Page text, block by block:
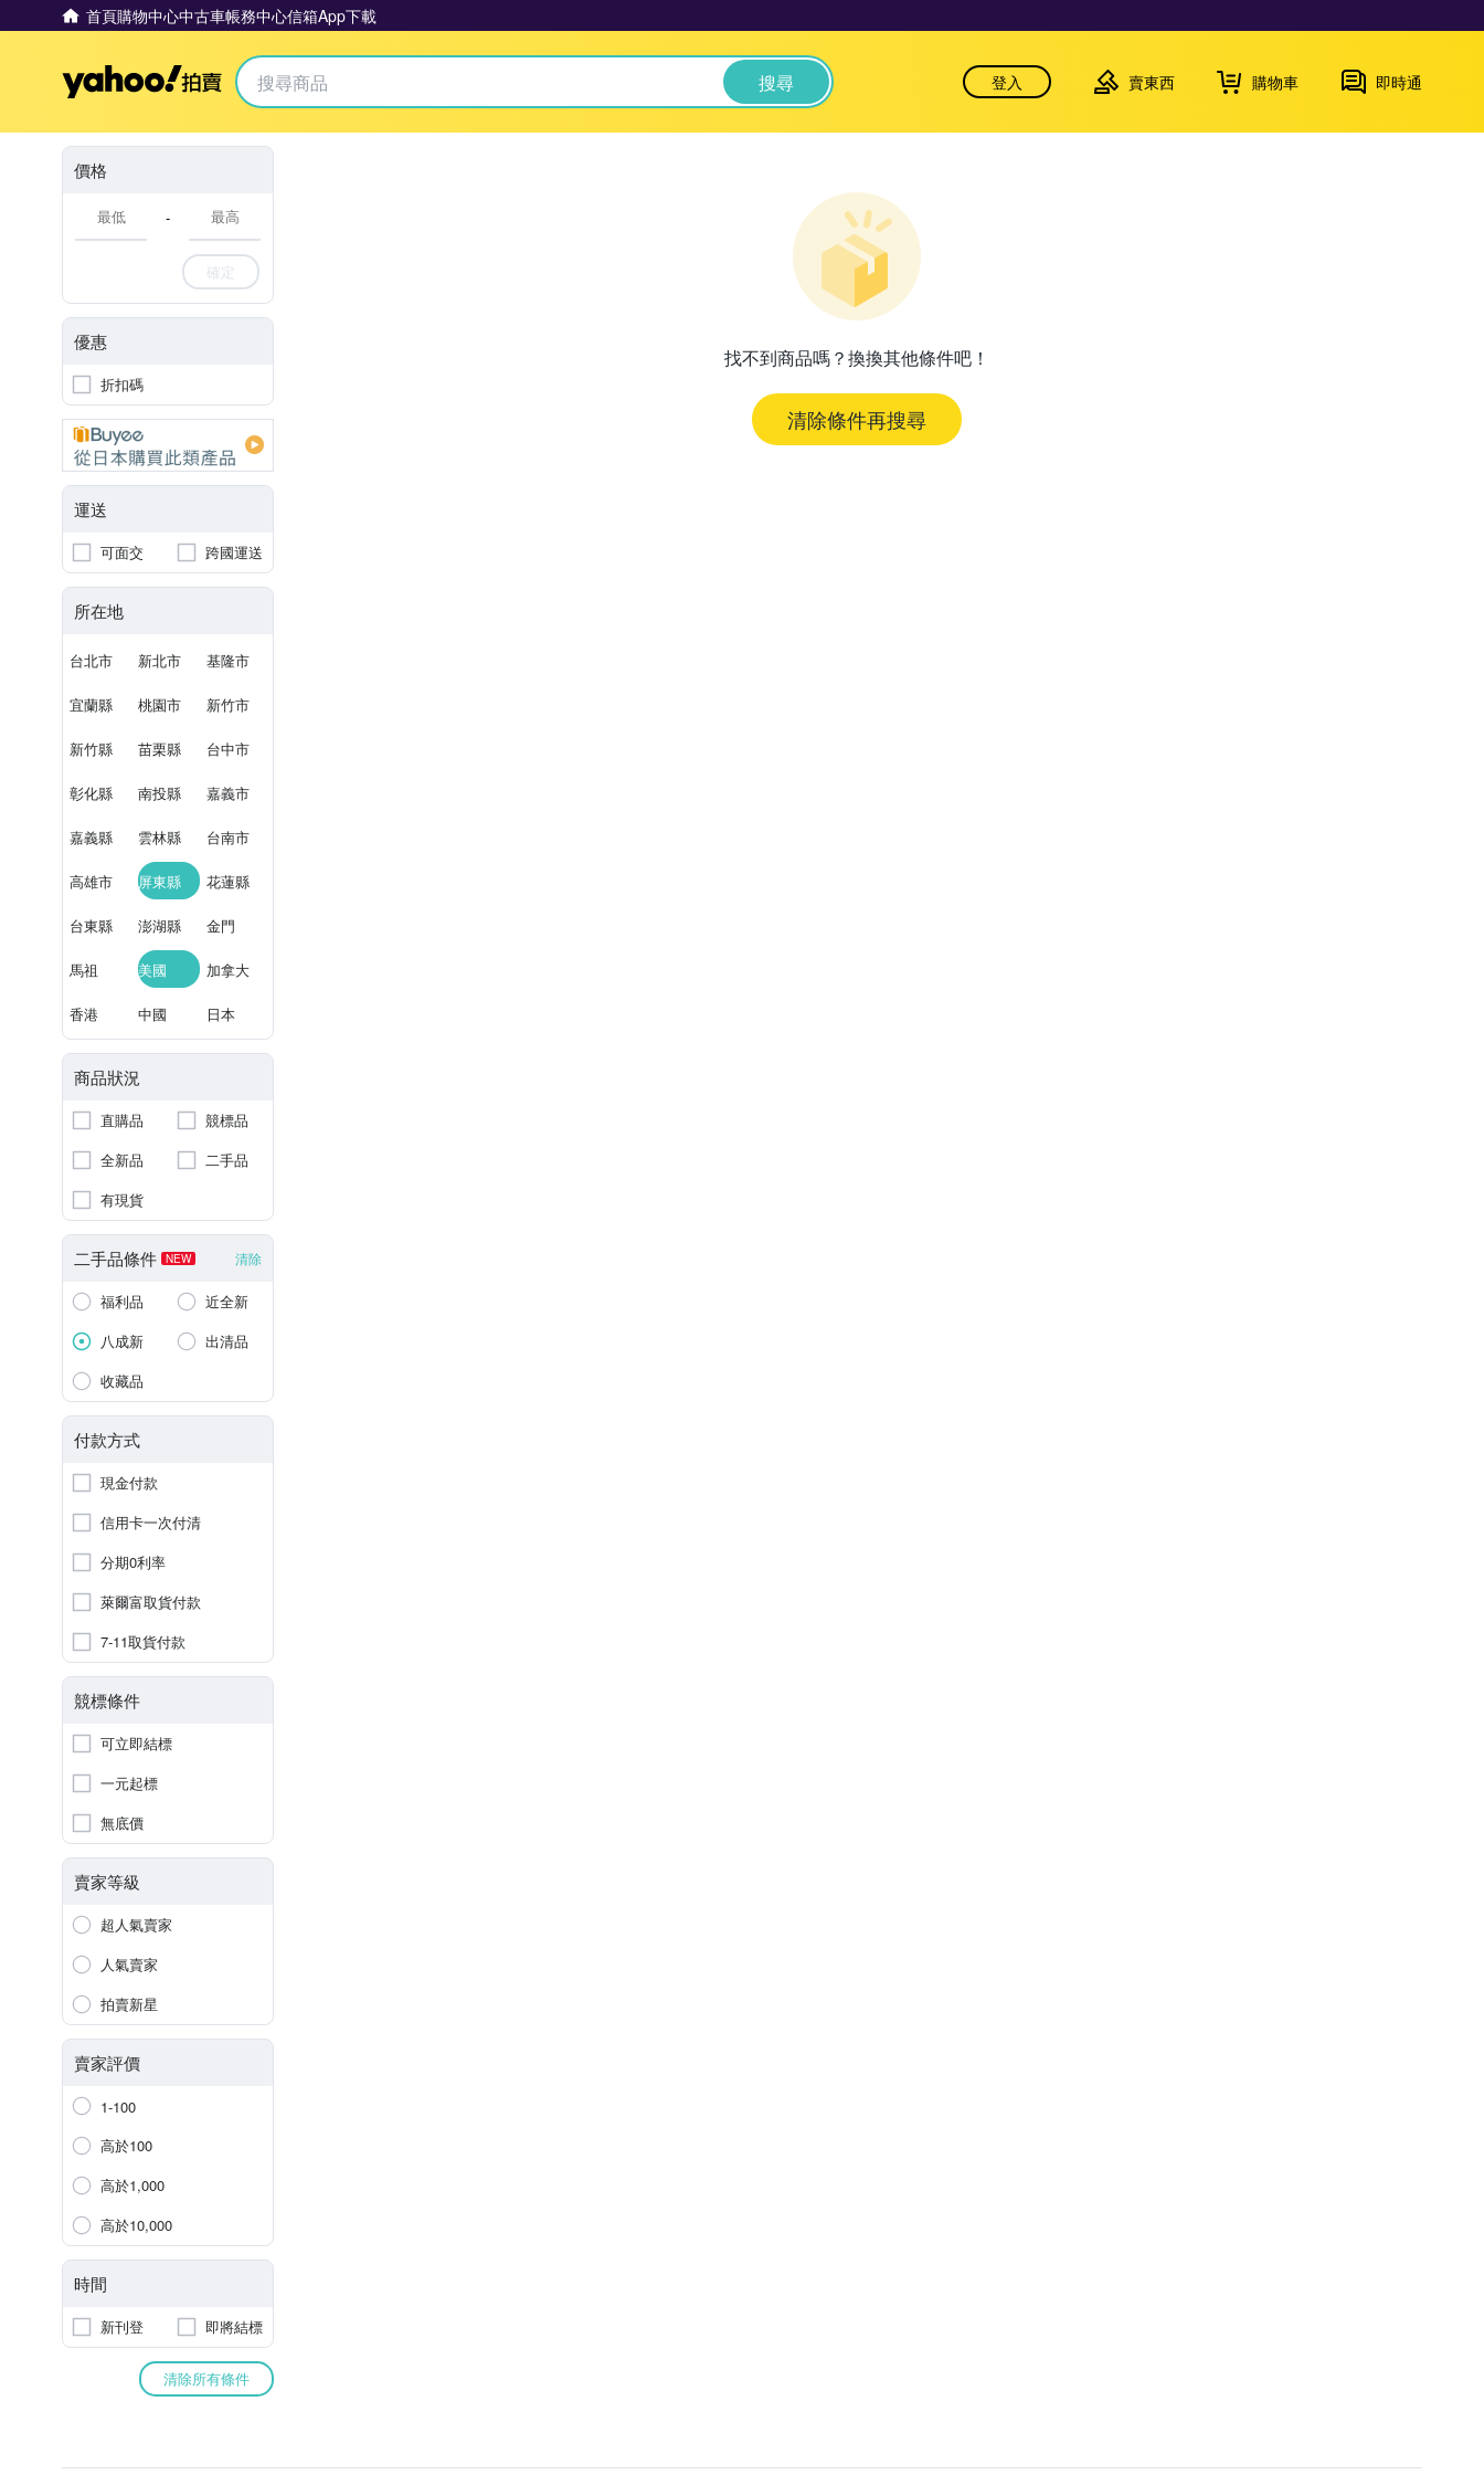
首頁購物中心中古車帳務中心信箱App下載
Yahoo拍賣 搜尋 登入 賣東西 購物車 即時通
價格
-
確定
優惠
折扣碼
運送
可面交 跨國運送
所在地
台北市 新北市 基隆市
宜蘭縣 桃園市 新竹市
新竹縣 苗栗縣 台中市
彰化縣 南投縣 嘉義市
嘉義縣 雲林縣 台南市
高雄市 屏東縣 花蓮縣
台東縣 澎湖縣 金門
馬祖 美國 加拿大
香港 中國 日本
商品狀況
直購品
競標品
全新品
二手品
有現貨
二手品條件 NEW 清除
福利品
近全新
八成新
出清品
收藏品
付款方式
現金付款
信用卡一次付清
分期0利率
萊爾富取貨付款
7-11取貨付款
競標條件
可立即結標
一元起標
無底價
賣家等級
超人氣賣家
人氣賣家
拍賣新星
賣家評價
1-100
高於100
高於1,000
高於10,000
時間
新刊登 即將結標
清除所有條件
找不到商品嗎？換換其他條件吧！
清除條件再搜尋